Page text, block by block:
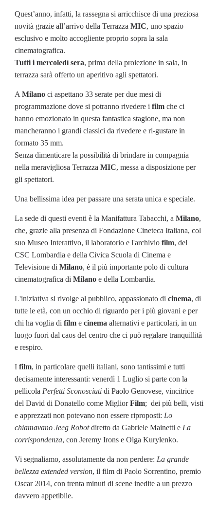
Quest’anno, infatti, la rassegna si arricchisce di una preziosa
novità grazie all’arrivo della Terrazza MIC, uno spazio
esclusivo e molto accogliente proprio sopra la sala
cinematografica.
Tutti i mercoledì sera, prima della proiezione in sala, in
terrazza sarà offerto un aperitivo agli spettatori.
A Milano ci aspettano 33 serate per due mesi di
programmazione dove si potranno rivedere i film che ci
hanno emozionato in questa fantastica stagione, ma non
mancheranno i grandi classici da rivedere e ri-gustare in
formato 35 mm.
Senza dimenticare la possibilità di brindare in compagnia
nella meravigliosa Terrazza MIC, messa a disposizione per
gli spettatori.
Una bellissima idea per passare una serata unica e speciale.
La sede di questi eventi è la Manifattura Tabacchi, a Milano,
che, grazie alla presenza di Fondazione Cineteca Italiana, col
suo Museo Interattivo, il laboratorio e l'archivio film, del
CSC Lombardia e della Civica Scuola di Cinema e
Televisione di Milano, è il più importante polo di cultura
cinematografica di Milano e della Lombardia.
L'iniziativa si rivolge al pubblico, appassionato di cinema, di
tutte le età, con un occhio di riguardo per i più giovani e per
chi ha voglia di film e cinema alternativi e particolari, in un
luogo fuori dal caos del centro che ci può regalare tranquillità
e respiro.
I film, in particolare quelli italiani, sono tantissimi e tutti
decisamente interessanti: venerdì 1 Luglio si parte con la
pellicola Perfetti Sconosciuti di Paolo Genovese, vincitrice
del David di Donatello come MigliorFilm; dei più belli, visti
e apprezzati non potevano non essere riproposti: Lo
chiamavano Jeeg Robotdiretto da Gabriele Mainetti e La
corrispondenza, con Jeremy Irons e Olga Kurylenko.
Vi segnaliamo, assolutamente da non perdere: La grande
bellezza extended version, il film di Paolo Sorrentino, premio
Oscar 2014, con trenta minuti di scene inedite a un prezzo
davvero appetibile.